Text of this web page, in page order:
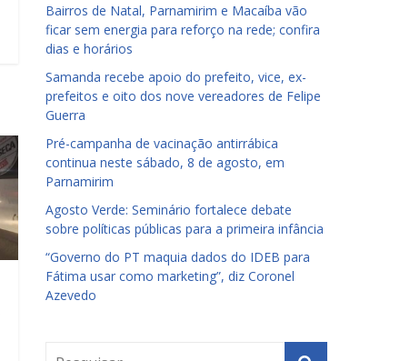
Bairros de Natal, Parnamirim e Macaíba vão
ficar sem energia para reforço na rede; confira
dias e horários
Samanda recebe apoio do prefeito, vice, ex-
prefeitos e oito dos nove vereadores de Felipe
Guerra
Pré-campanha de vacinação antirrábica
continua neste sábado, 8 de agosto, em
Parnamirim
Agosto Verde: Seminário fortalece debate
sobre políticas públicas para a primeira infância
“Governo do PT maquia dados do IDEB para
Fátima usar como marketing”, diz Coronel
Azevedo